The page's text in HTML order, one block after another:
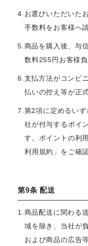
4.お選びいただいた
手数料をお客様へ
5.商品を購入後、与
数料255円お客様
6.支払方法がコンビ
払いの控え等が正
7.第2項に定めるい
社が付与するポイ
す。ポイントの利
利用規約」をご確
第9条 配送
1.商品配送に関わる
域を除き、当社が
および商品の広告